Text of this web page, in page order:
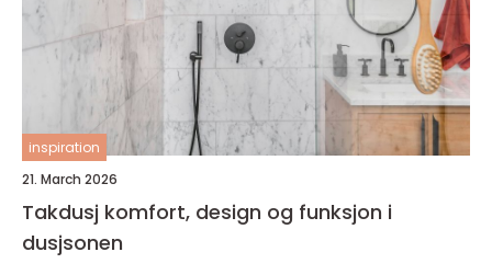
inspiration
21. March 2026
Takdusj komfort, design og funksjon i
dusjsonen